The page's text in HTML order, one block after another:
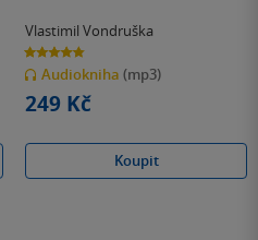
Vlastimil Vondruška
4.8
z
5
hvězdiček
Audiokniha (mp3)
249 Kč
Koupit